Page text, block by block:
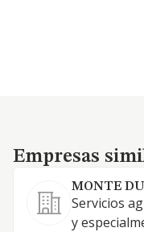
Empresas similares
Empresas
MONTE
Servicios
y